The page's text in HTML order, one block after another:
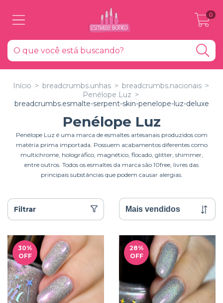
0
Início > breadcrumbs.unhas > breadcrumbs.nacionais >
Penélope Luz >
breadcrumbs.esmalte-serpent-skin-penelope-luz-deluxe
Penélope Luz
Penélope Luz é uma marca de esmaltes artesanais produzidos com
matéria prima importada. Possuem acabamentos diferentes como
multichrome, holográfico, magnético, flocado, glitter, shimmer,
entre outros. Todos os esmaltes da marca são 10free, livres das
principais substâncias que podem causar alergias.
Filtrar
30%
OFF
28%
OFF